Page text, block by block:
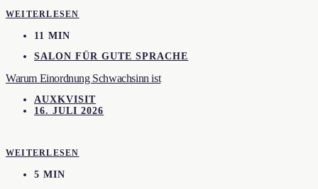
WEITERLESEN
11 MIN
SALON FÜR GUTE SPRACHE
Warum Einordnung Schwachsinn ist
AUXKVISIT
16. JULI 2026
WEITERLESEN
5 MIN